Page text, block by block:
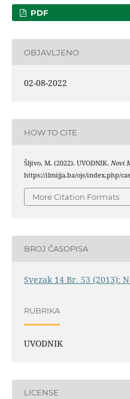
PDF
OBJAVLJENO
02-08-2022
HOW TO CITE
Šljivo, M. (2022). UVODNIK. Novi
https://ilmijja.ba/ojs/index.php/
More Citation Formats
BROJ ČASOPISA
Svezak 14 Br. 53 (2013):
RUBRIKA
UVODNIK
LICENSE